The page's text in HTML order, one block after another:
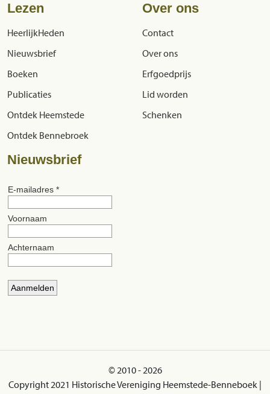
Lezen
HeerlijkHeden
Nieuwsbrief
Boeken
Publicaties
Ontdek Heemstede
Ontdek Bennebroek
Over ons
Contact
Over ons
Erfgoedprijs
Lid worden
Schenken
Nieuwsbrief
© 2010 - 2026
Copyright 2021 Historische Vereniging Heemstede-Benneboek |